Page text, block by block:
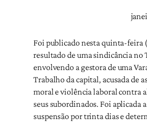
Foi publicado nesta quinta-feira
resultado de uma sindicância no
envolvendo a gestora de uma
Trabalho da capital, acusada de
moral e violência laboral contra
seus subordinados. Foi aplicada
suspensão por trinta dias e